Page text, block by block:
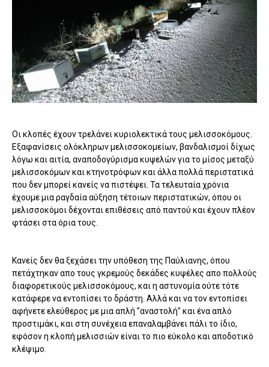
Οι κλοπές έχουν τρελάνει κυριολεκτικά τους μελισσοκόμους.
Εξαφανίσεις ολόκληρων μελισσοκομείων, βανδαλισμοί δίχως
λόγω και αιτία, αναποδογύρισμα κυψελών για το μίσος μεταξύ
μελισσοκόμων και κτηνοτρόφων και άλλα πολλά περιστατικά
που δεν μπορεί κανείς να πιστέψει. Τα τελευταία χρόνια
έχουμε μια ραγδαία αύξηση τέτοιων περιστατικών, όπου οι
μελισσοκόμοι δέχονται επιθέσεις από παντού και έχουν πλέον
φτάσει στα όρια τους.
Κανείς δεν θα ξεχάσει την υπόθεση της Παύλιανης, όπου
πετάχτηκαν απο τους γκρεμούς δεκάδες κυψέλες απο πολλούς
διαφορετικούς μελισσοκόμους, και η αστυνομία ούτε τότε
κατάφερε να εντοπίσει το δράστη. Αλλά και να τον εντοπίσει
αφήνετε ελεύθερος με μια απλή "αναστολή" και ένα απλό
προστιμάκι, και στη συνέχεια επαναλαμβάνει πάλι το ίδιο,
εφόσον η κλοπή μελισσιών είναι το πιο εύκολο και αποδοτικό
κλέψιμο.